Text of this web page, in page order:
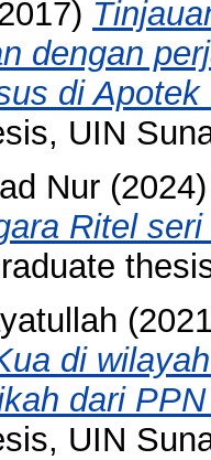
dengan
di
UIN
Nur
Ritel
di
dari
UIN